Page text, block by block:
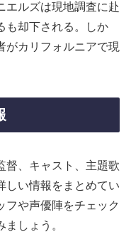
エルズは現地調査に赴
も却下される。しか
がカリフォルニアで現
督、キャスト、主題歌
しい情報をまとめてい
フや声優陣をチェック
しょう。